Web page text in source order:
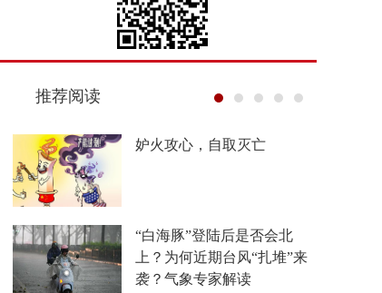
推荐阅读
“梅姨案”被拐儿童父亲申军
China Travel又换“三件套”：
外国游客从观众变玩家